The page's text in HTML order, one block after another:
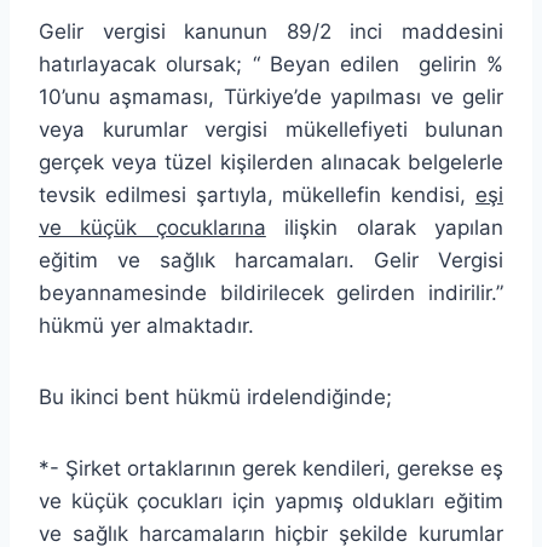
Gelir vergisi kanunun 89/2 inci maddesini
hatırlayacak olursak; “ Beyan edilen
gelirin %
10’unu aşmaması, Türkiye’de yapılması ve gelir
veya kurumlar vergisi mükellefiyeti bulunan
gerçek veya tüzel kişilerden alınacak belgelerle
tevsik edilmesi şartıyla, mükellefin kendisi, eşi
ve küçük çocuklarına ilişkin olarak yapılan
eğitim ve sağlık harcamaları. Gelir Vergisi
beyannamesinde bildirilecek gelirden indirilir.”
hükmü yer almaktadır.
Bu ikinci bent hükmü irdelendiğinde;
*- Şirket ortaklarının gerek kendileri, gerekse eş
ve küçük çocukları için yapmış oldukları eğitim
ve sağlık harcamaların hiçbir şekilde kurumlar